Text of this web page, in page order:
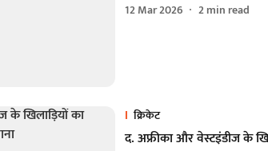
12 Mar 2026 2min read
क्रिकेट
द. अफ्रीका और वेस्टइंडीज के